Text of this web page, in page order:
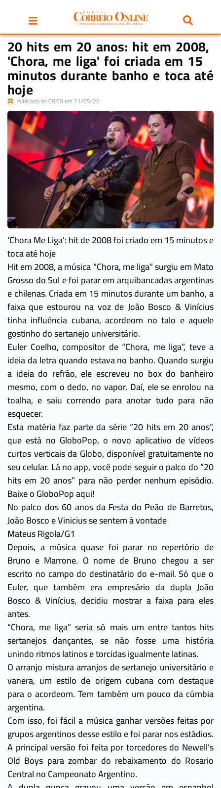
20 hits em 20 anos: hit em 2008,
'Chora, me liga' foi criada em 15
minutos durante banho e toca até
hoje
Publicado às 08:00 em 21/05/26
‘Chora Me Liga’: hit de 2008 foi criado em 15 minutos e
toca até hoje
Hit em 2008, a música “Chora, me liga” surgiu em Mato
Grosso do Sul e foi parar em arquibancadas argentinas
e chilenas. Criada em 15 minutos durante um banho, a
faixa que estourou na voz de João Bosco & Vinícius
tinha influência cubana, acordeom no talo e aquele
gostinho do sertanejo universitário.
Euler Coelho, compositor de “Chora, me liga”, teve a
ideia da letra quando estava no banho. Quando surgiu
a ideia do refrão, ele escreveu no box do banheiro
mesmo, com o dedo, no vapor. Daí, ele se enrolou na
toalha, e saiu correndo para anotar tudo para não
esquecer.
Esta matéria faz parte da série “20 hits em 20 anos”,
que está no GloboPop, o novo aplicativo de vídeos
curtos verticais da Globo, disponível gratuitamente no
seu celular. Lá no app, você pode seguir o palco do “20
hits em 20 anos” para não perder nenhum episódio.
Baixe o GloboPop aqui!
No palco dos 60 anos da Festa do Peão de Barretos,
João Bosco e Vinicius se sentem à vontade
Mateus Rigola/G1
Depois, a música quase foi parar no repertório de
Bruno e Marrone. O nome de Bruno chegou a ser
escrito no campo do destinatário do e-mail. Só que o
Euler, que também era empresário da dupla João
Bosco & Vinícius, decidiu mostrar a faixa para eles
antes.
“Chora, me liga” seria só mais um entre tantos hits
sertanejos dançantes, se não fosse uma história
unindo ritmos latinos e torcidas igualmente latinas.
O arranjo mistura arranjos de sertanejo universitário e
vanera, um estilo de origem cubana com destaque
para o acordeom. Tem também um pouco da cúmbia
argentina.
Com isso, foi fácil a música ganhar versões feitas por
grupos argentinos desse estilo e foi parar nos estádios.
A principal versão foi feita por torcedores do Newell’s
Old Boys para zombar do rebaixamento do Rosario
Central no Campeonato Argentino.